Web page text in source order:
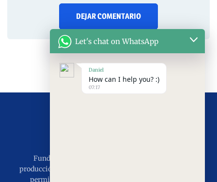
Fundada en 2011, con 15 años de experiencia en
producción e instalación, el objetivo es servir al mundo,
permitiendo que el mundo disfrute de las puertas
Let's chat on WhatsApp
Daniel
How can I help you? :)
07:17